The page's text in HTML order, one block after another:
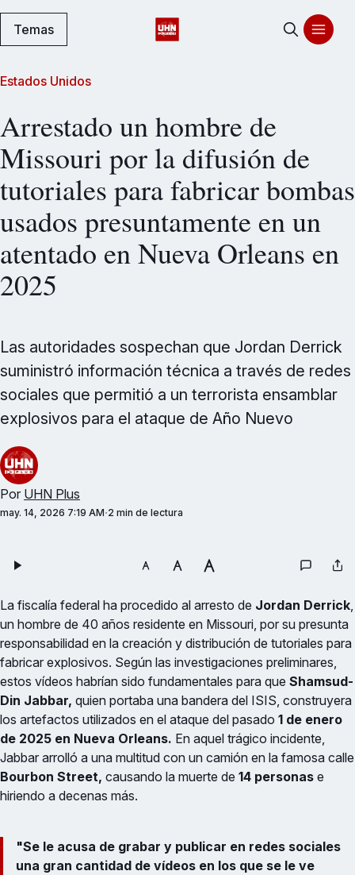
Temas
Estados Unidos
Arrestado un hombre de
Missouri por la difusión de
tutoriales para fabricar bombas
usados presuntamente en un
atentado en Nueva Orleans en
2025
Las autoridades sospechan que Jordan Derrick
suministró información técnica a través de redes
sociales que permitió a un terrorista ensamblar
explosivos para el ataque de Año Nuevo
Por UHN Plus
may. 14, 2026 7:19 AM 2 min de lectura
La fiscalía federal ha procedido al arresto de Jordan Derrick,
un hombre de 40 años residente en Missouri, por su presunta
responsabilidad en la creación y distribución de tutoriales para
fabricar explosivos. Según las investigaciones preliminares,
estos vídeos habrían sido fundamentales para que Shamsud-
Din Jabbar, quien portaba una bandera del ISIS, construyera
los artefactos utilizados en el ataque del pasado 1 de enero
de 2025 en Nueva Orleans. En aquel trágico incidente,
Jabbar arrolló a una multitud con un camión en la famosa calle
Bourbon Street, causando la muerte de 14 personas e
hiriendo a decenas más.
"Se le acusa de grabar y publicar en redes sociales
una gran cantidad de vídeos en los que se le ve